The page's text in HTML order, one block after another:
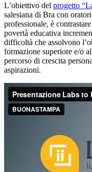
L’obiettivo del progetto
salesiana di Bra con
professionale, è
povertà educativa
difficoltà che assolvono
formazione superiore e/o
percorso di crescita
aspirazioni.